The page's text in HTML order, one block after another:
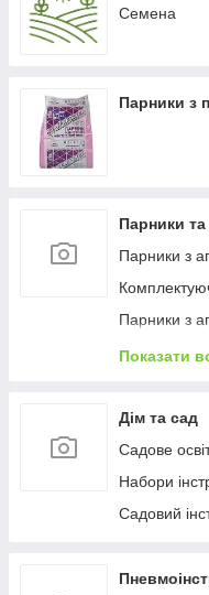
Семена
Парники з
Парники та
Парники з
Парники з
Парник
г/м2
Показати
Дім та сад
Садове
Набори
Садовий